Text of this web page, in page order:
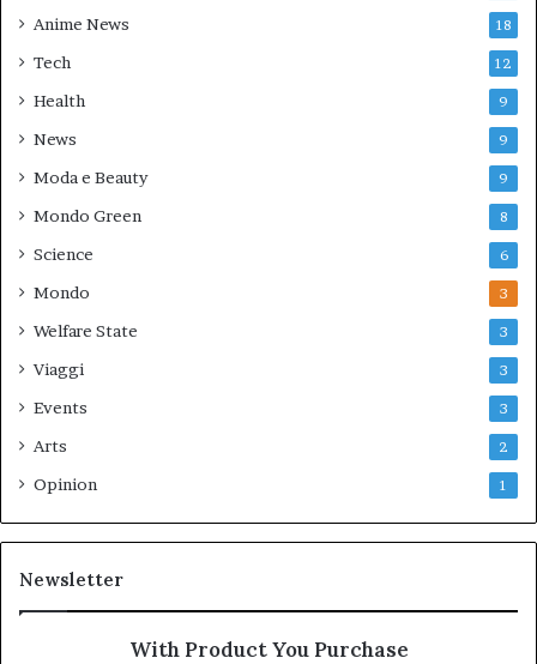
Anime News 18
Tech 12
Health 9
News 9
Moda e Beauty 9
Mondo Green 8
Science 6
Mondo 3
Welfare State 3
Viaggi 3
Events 3
Arts 2
Opinion 1
Newsletter
With Product You Purchase